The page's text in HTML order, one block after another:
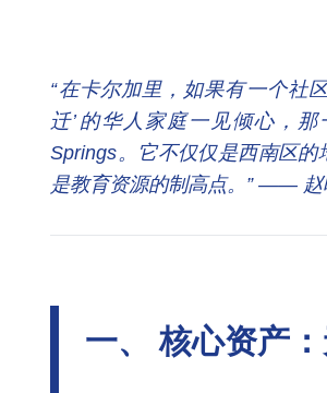
“在卡尔加里，如果有一个社
迁’的华人家庭一见倾心，那
Springs。它不仅仅是西南区的
是教育资源的制高点。” —— 赵
一、 核心资产